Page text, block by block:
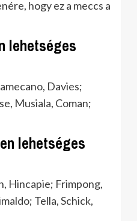
hogy ez a meccs a
lehetséges
Davies;
Musiala, Coman;
lehetséges
Hincapie; Frimpong,
Tella, Schick,